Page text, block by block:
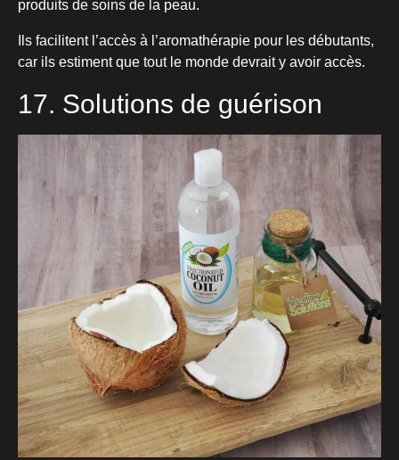
produits de soins de la peau.
Ils facilitent l’accès à l’aromathérapie pour les débutants,
car ils estiment que tout le monde devrait y avoir accès.
17. Solutions de guérison